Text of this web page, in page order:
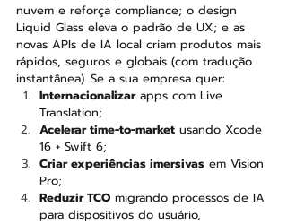
nuvem e reforça compliance; o design
Liquid Glass eleva o padrão de UX; e as
novas APIs de IA local criam produtos mais
rápidos, seguros e globais (com tradução
instantânea). Se a sua empresa quer:
Internacionalizar apps com Live
Translation;
Acelerar time-to-market usando Xcode
16 + Swift 6;
Criar experiências imersivas em Vision
Pro;
Reduzir TCO migrando processos de IA
para dispositivos do usuário,